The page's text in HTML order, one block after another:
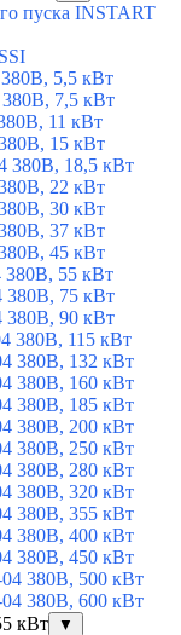
пуска INSTART
5,5 кВт
7,5 кВт
11 кВт
15 кВт
380В, 18,5 кВт
22 кВт
30 кВт
37 кВт
45 кВт
55 кВт
75 кВт
90 кВт
380В, 115 кВт
380В, 132 кВт
380В, 160 кВт
380В, 185 кВт
380В, 200 кВт
380В, 250 кВт
380В, 280 кВт
380В, 320 кВт
380В, 355 кВт
380В, 400 кВт
380В, 450 кВт
380В, 500 кВт
380В, 600 кВт
кВт
▼